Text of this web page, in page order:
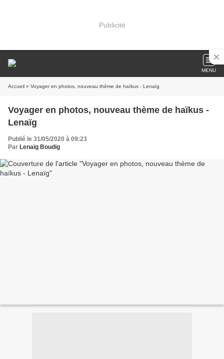
Publicité
MENU
Accueil » Voyager en photos, nouveau thème de haïkus - Lenaïg
Voyager en photos, nouveau thème de haïkus -
Lenaïg
Publié le 31/05/2020 à 09:23
Par Lenaïg Boudig